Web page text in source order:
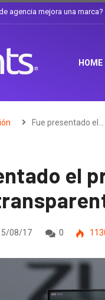
y el arte de cambiarse
HOME
Fue presentado el…
el
08/17 0